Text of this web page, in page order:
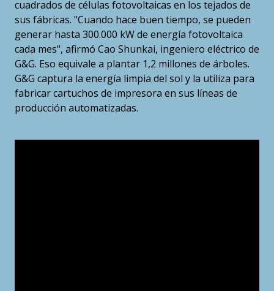
cuadrados de células fotovoltaicas en los tejados de
sus fábricas. "Cuando hace buen tiempo, se pueden
generar hasta 300.000 kW de energía fotovoltaica
cada mes", afirmó Cao Shunkai, ingeniero eléctrico de
G&G. Eso equivale a plantar 1,2 millones de árboles.
G&G captura la energía limpia del sol y la utiliza para
fabricar cartuchos de impresora en sus líneas de
producción automatizadas.